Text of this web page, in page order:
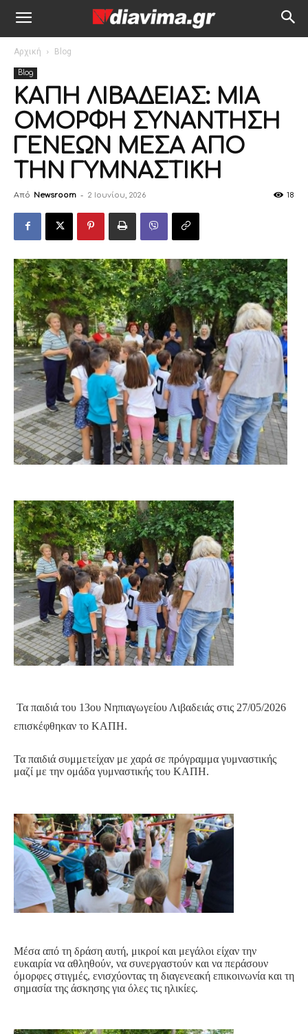
Αρχική Blog
Blog
ΚΑΠΗ ΛΙΒΑΔΕΙΑΣ: ΜΙΑ
ΟΜΟΡΦΗ ΣΥΝΑΝΤΗΣΗ
ΓΕΝΕΩΝ ΜΕΣΑ ΑΠΟ
ΤΗΝ ΓΥΜΝΑΣΤΙΚΗ
Από Newsroom - 2 Ιουνίου, 2026 18
Τα παιδιά του 13ου Νηπιαγωγείου Λιβαδειάς στις 27/05/2026
επισκέφθηκαν το ΚΑΠΗ.
Τα παιδιά συμμετείχαν με χαρά σε πρόγραμμα γυμναστικής
μαζί με την ομάδα γυμναστικής του ΚΑΠΗ.
Μέσα από τη δράση αυτή, μικροί και μεγάλοι είχαν την
ευκαιρία να αθληθούν, να συνεργαστούν και να περάσουν
όμορφες στιγμές, ενισχύοντας τη διαγενεακή επικοινωνία και τη
σημασία της άσκησης για όλες τις ηλικίες.